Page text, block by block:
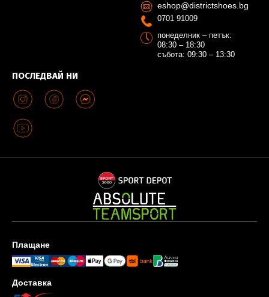
ПОСЛЕДВАЙ НИ
eshop@districtshoes.bg
0701 91009
понеделник – петък:
08:30 – 18:30
събота: 09:30 – 13:30
Плащане
Доставка